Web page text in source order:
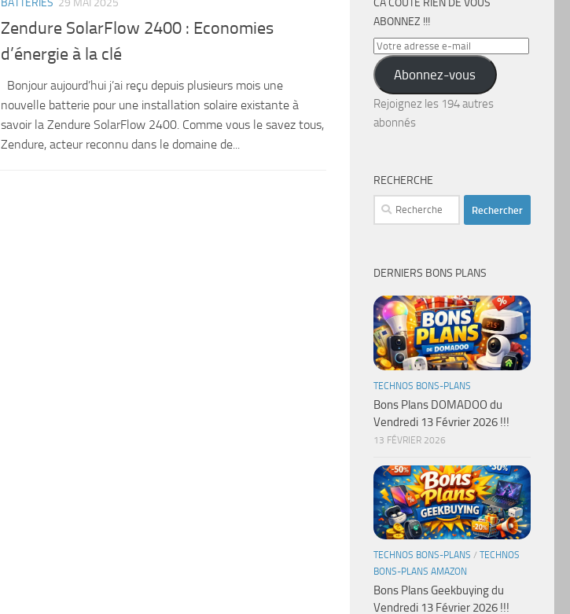
BATTERIES 29 MAI 2025
Zendure SolarFlow 2400 : Economies
d’énergie à la clé
Bonjour aujourd’hui j’ai reçu depuis plusieurs mois une
nouvelle batterie pour une installation solaire existante à
savoir la Zendure SolarFlow 2400. Comme vous le savez tous,
Zendure, acteur reconnu dans le domaine de...
CA COÛTE RIEN DE VOUS
ABONNEZ !!!
Votre
adresse
e-
mail
Abonnez-vous
Rejoignez les 194 autres
abonnés
RECHERCHE
Rechercher :
DERNIERS BONS PLANS
TECHNOS BONS-PLANS
Bons Plans DOMADOO du
Vendredi 13 Février 2026 !!!
13 FÉVRIER 2026
TECHNOS BONS-PLANS / TECHNOS
BONS-PLANS AMAZON
Bons Plans Geekbuying du
Vendredi 13 Février 2026 !!!